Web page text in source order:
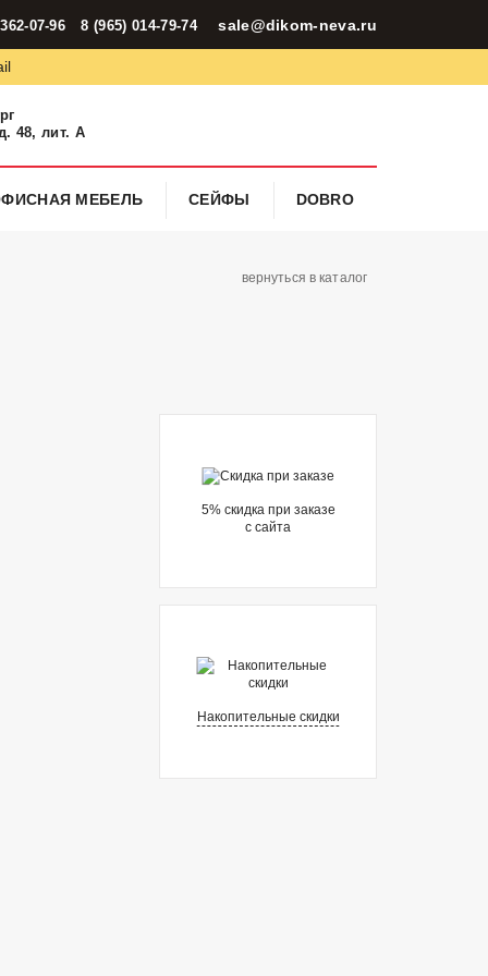
07-96 8 (965) 014-79-74 sale@dikom-neva.ru
48, лит. А
МЕБЕЛЬ СЕЙФЫ DOBRO
вернуться в каталог
5% cкидка при заказе
с сайта
Накопительные скидки